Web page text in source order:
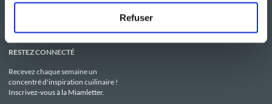
Refuser
Boutique
Politique de confidentialité
Utilisation des Cookies
RESTEZ CONNECTÉ
Recevez chaque semaine un
concentré d'inspiration cuilinaire !
Inscrivez-vous à la Miamletter.